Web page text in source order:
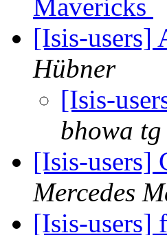
Mavericks
[Isis-users]
Hübner
[Isis-
bhowa tg
[Isis-users]
Mercedes
[Isis-users]